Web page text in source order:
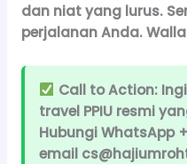
dan niat yang lurus.
perjalanan Anda.
Call to Action:
travel PPIU resmi
Hubungi WhatsApp
email